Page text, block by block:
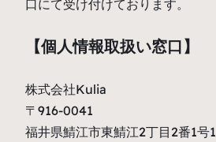
口にて受け付けております。
【個人情報取扱い窓口】
株式会社Kulia
〒916-0041
福井県鯖江市東鯖江2丁目2番1号1